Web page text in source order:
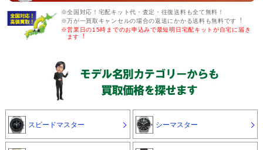
※全国対応！宅配キット代・査定・往復送料も全て無料！
※万が一買取キャンセルの場合の返送にかかる送料も無料です︕
※営業日の15時までのお申込みで最短明日宅配キットが自宅に届き
ます︕
スピードマスター シーマスター